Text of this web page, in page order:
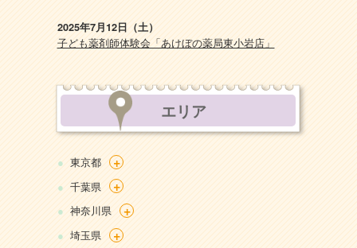
2025年7月12日（土）
子ども薬剤師体験会「あけぼの薬局東小岩店」
エリア
東京都 +
千葉県 +
神奈川県 +
埼玉県 +